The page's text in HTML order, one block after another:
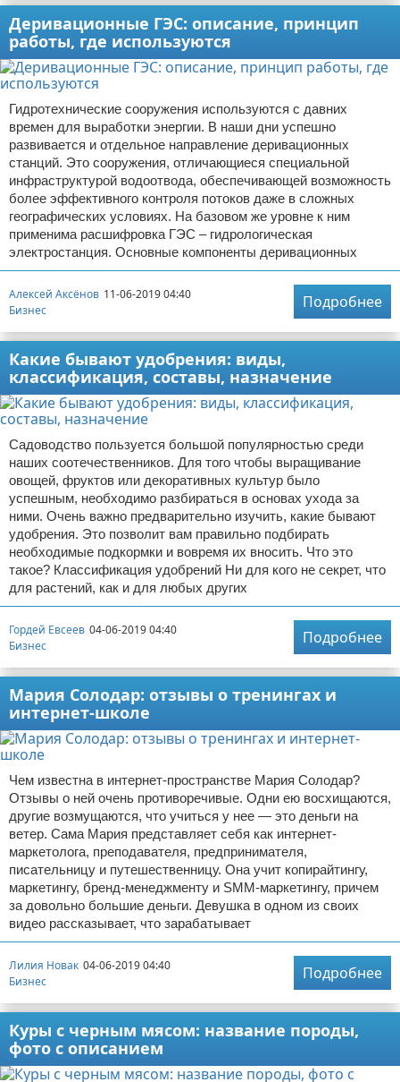
Деривационные ГЭС: описание, принцип
работы, где используются
Гидротехнические сооружения используются с давних
времен для выработки энергии. В наши дни успешно
развивается и отдельное направление деривационных
станций. Это сооружения, отличающиеся специальной
инфраструктурой водоотвода, обеспечивающей возможность
более эффективного контроля потоков даже в сложных
географических условиях. На базовом же уровне к ним
применима расшифровка ГЭС – гидрологическая
электростанция. Основные компоненты деривационных
Алексей Аксёнов 11-06-2019 04:40
Бизнес
Подробнее
Какие бывают удобрения: виды,
классификация, составы, назначение
Садоводство пользуется большой популярностью среди
наших соотечественников. Для того чтобы выращивание
овощей, фруктов или декоративных культур было
успешным, необходимо разбираться в основах ухода за
ними. Очень важно предварительно изучить, какие бывают
удобрения. Это позволит вам правильно подбирать
необходимые подкормки и вовремя их вносить. Что это
такое? Классификация удобрений Ни для кого не секрет, что
для растений, как и для любых других
Гордей Евсеев 04-06-2019 04:40
Бизнес
Подробнее
Мария Солодар: отзывы о тренингах и
интернет-школе
Чем известна в интернет-пространстве Мария Солодар?
Отзывы о ней очень противоречивые. Одни ею восхищаются,
другие возмущаются, что учиться у нее — это деньги на
ветер. Сама Мария представляет себя как интернет-
маркетолога, преподавателя, предпринимателя,
писательницу и путешественницу. Она учит копирайтингу,
маркетингу, бренд-менеджменту и SMM-маркетингу, причем
за довольно большие деньги. Девушка в одном из своих
видео рассказывает, что зарабатывает
Лилия Новак 04-06-2019 04:40
Бизнес
Подробнее
Куры с черным мясом: название породы,
фото с описанием